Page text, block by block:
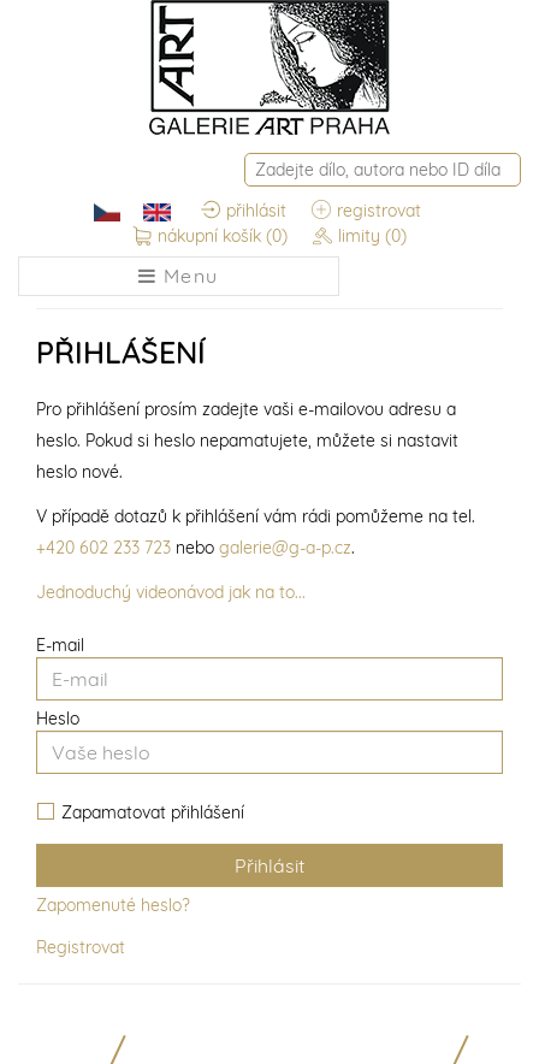
přihlásit
registrovat
nákupní košík (0) limity (0)
Menu
PŘIHLÁŠENÍ
E-mail
Heslo
Zapamatovat přihlášení
Zapomenuté heslo?
Registrovat
Pro přihlášení prosím zadejte vaši e-mailovou adresu a
heslo. Pokud si heslo nepamatujete, můžete si nastavit
heslo nové.
V případě dotazů k přihlášení vám rádi pomůžeme na tel.
+420 602 233 723 nebo galerie@g-a-p.cz.
Jednoduchý videonávod jak na to...